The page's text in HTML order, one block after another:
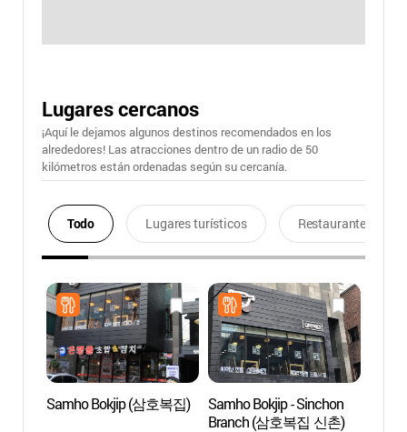
Lugares cercanos
¡Aquí le dejamos algunos destinos recomendados en los
alrededores! Las atracciones dentro de un radio de 50
kilómetros están ordenadas según su cercanía.
Todo Lugares turísticos Restaurantes
Samho Bokjip (삼호복집)
Samho Bokjip - Sinchon
Branch (삼호복집 신촌)